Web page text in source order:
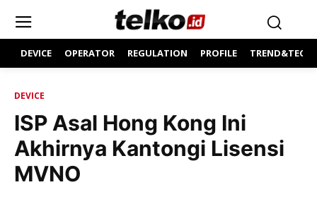
DEVICE OPERATOR REGULATION PROFILE
DEVICE
ISP Asal Hong Kong Ini
Akhirnya Kantongi Lisensi
MVNO